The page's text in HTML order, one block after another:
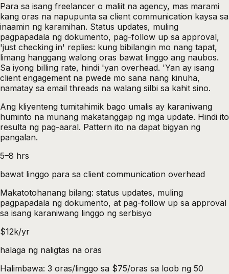
Para sa isang freelancer o maliit na agency, mas marami
kang oras na napupunta sa client communication kaysa sa
inaamin ng karamihan. Status updates, muling
pagpapadala ng dokumento, pag-follow up sa approval,
'just checking in' replies: kung bibilangin mo nang tapat,
limang hanggang walong oras bawat linggo ang naubos.
Sa iyong billing rate, hindi 'yan overhead. 'Yan ay isang
client engagement na pwede mo sana nang kinuha,
namatay sa email threads na walang silbi sa kahit sino.
Ang kliyenteng tumitahimik bago umalis ay karaniwang
huminto na munang makatanggap ng mga update. Hindi ito
resulta ng pag-aaral. Pattern ito na dapat bigyan ng
pangalan.
5–8 hrs
bawat linggo para sa client communication overhead
Makatotohanang bilang: status updates, muling
pagpapadala ng dokumento, at pag-follow up sa approval
sa isang karaniwang linggo ng serbisyo
$12k/yr
halaga ng naligtas na oras
Halimbawa: 3 oras/linggo sa $75/oras sa loob ng 50